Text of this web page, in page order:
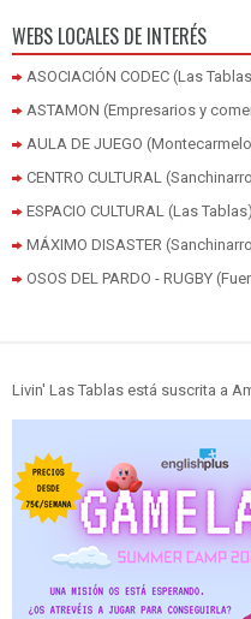
WEBS LOCALES DE INTERÉS
ASOCIACIÓN CODEC (Las
ASTAMON (Empresarios y
AULA DE JUEGO
CENTRO CULTURAL
ESPACIO CULTURAL (Las Tablas)
MÁXIMO DISASTER
OSOS DEL PARDO - RUGBY
Livin' Las Tablas está suscrita a